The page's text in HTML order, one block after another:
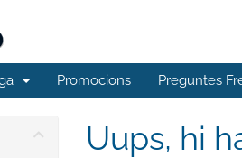
Promocions Preguntes
Uups, hi